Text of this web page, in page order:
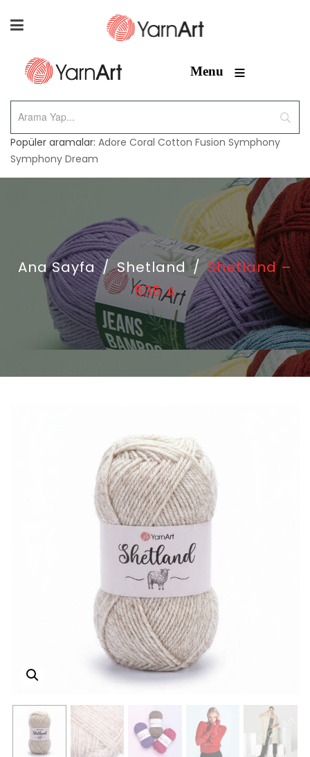
Menu ≡
Popüler aramalar: Adore Coral Cotton Fusion Symphony
Symphony Dream
Ana Sayfa / Shetland / Shetland –
535 A